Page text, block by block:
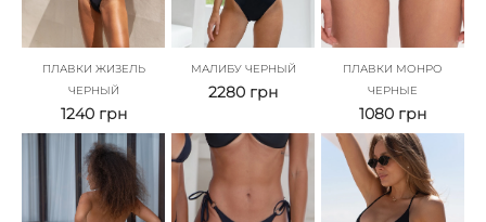
ПЛАВКИ ЖИЗЕЛЬ
ЧЕРНЫЙ
1240 грн
МАЛИБУ ЧЕРНЫЙ
2280 грн
ПЛАВКИ МОНРО
ЧЕРНЫЕ
1080 грн